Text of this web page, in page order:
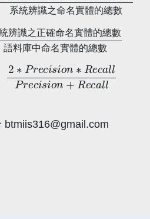
系統辨 識 之 命 名 實 體 的 總數
辨 識 之 正確命 名 實 體 的 總數
語 料 庫 命 名 實 體 的 總數
識之正確命名實體的總數
中命名實體的總數
P re cision∗R ec allPrec
on + Recall
btmiis316@gmail.com